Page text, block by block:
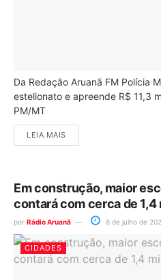
Da Redação Aruanã FM Polícia
estelionato e apreende R$ 11,3
PM/MT
LEIA MAIS
Em construção, maior
contará com cerca de 1,4
por Rádio Aruanã 8 de julho de
CIDADES